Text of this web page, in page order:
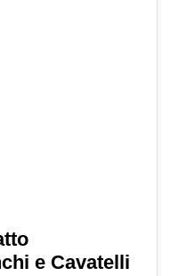
e Cavatelli